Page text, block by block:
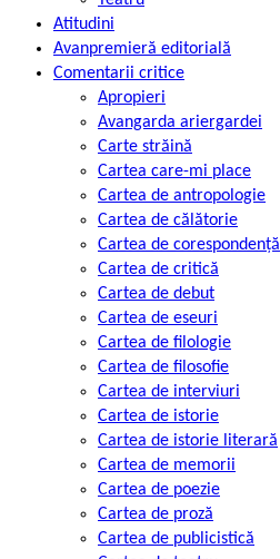
Atitudini
Avanpremieră editorială
Comentarii critice
Apropieri
Avangarda ariergardei
Carte străină
Cartea care-mi place
Cartea de antropologie
Cartea de călătorie
Cartea de corespondență
Cartea de critică
Cartea de debut
Cartea de eseuri
Cartea de filologie
Cartea de filosofie
Cartea de interviuri
Cartea de istorie
Cartea de istorie literară
Cartea de memorii
Cartea de poezie
Cartea de proză
Cartea de publicistică